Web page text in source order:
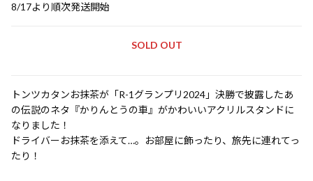
8/17より順次発送開始
SOLD OUT
トンツカタンお抹茶が「R-1グランプリ2024」決勝で披露したあ
の伝説のネタ『かりんとうの車』がかわいいアクリルスタンドに
なりました！
ドライバーお抹茶を添えて…。お部屋に飾ったり、旅先に連れてっ
たり！